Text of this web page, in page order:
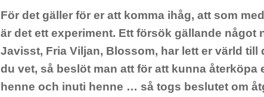
För det gäller för er att komma ihåg, att som
är det ett experiment. Ett försök gällande
Javisst, Fria Viljan, Blossom, har lett er värld till
du vet, så beslöt man att för att kunna återköpa
henne och inuti henne … så togs beslutet om